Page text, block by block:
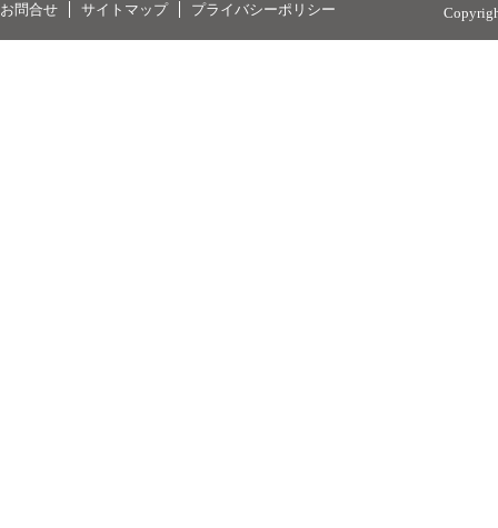
お問合せ サイトマップ プライバシーポリシー